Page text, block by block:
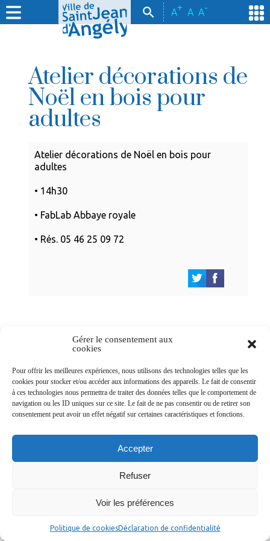
Gérer le consentement aux
cookies
Pour offrir les meilleures expériences, nous utilisons des technologies telles que les
cookies pour stocker et/ou accéder aux informations des appareils. Le fait de consentir
à ces technologies nous permettra de traiter des données telles que le comportement de
navigation ou les ID uniques sur ce site. Le fait de ne pas consentir ou de retirer son
consentement peut avoir un effet négatif sur certaines caractéristiques et fonctions.
Accepter
Refuser
Voir les préférences
Politique de cookiesDéclaration de confidentialité
A+ A A-
Atelier décorations de
Noël en bois pour
adultes
Atelier décorations de Noël en bois pour
adultes
• 14h30
• FabLab Abbaye royale
• Rés. 05 46 25 09 72
Newsletters
Abonnez-vous à la newsletter
>
Découvrir la ville
Contact